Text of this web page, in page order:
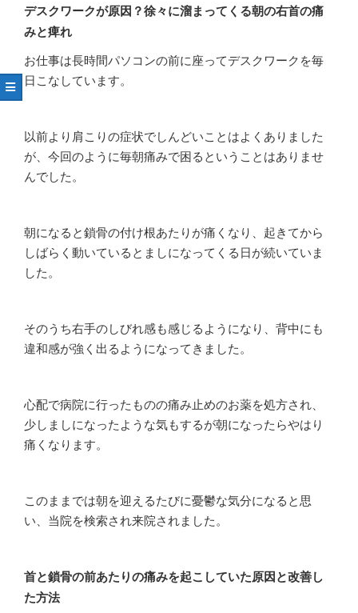
デスクワークが原因？徐々に溜まってくる朝の右首の痛
みと痺れ
お仕事は長時間パソコンの前に座ってデスクワークを毎
日こなしています。
以前より肩こりの症状でしんどいことはよくありました
が、今回のように毎朝痛みで困るということはありませ
んでした。
朝になると鎖骨の付け根あたりが痛くなり、起きてから
しばらく動いているとましになってくる日が続いていま
した。
そのうち右手のしびれ感も感じるようになり、背中にも
違和感が強く出るようになってきました。
心配で病院に行ったものの痛み止めのお薬を処方され、
少しましになったような気もするが朝になったらやはり
痛くなります。
このままでは朝を迎えるたびに憂鬱な気分になると思
い、当院を検索され来院されました。
首と鎖骨の前あたりの痛みを起こしていた原因と改善し
た方法